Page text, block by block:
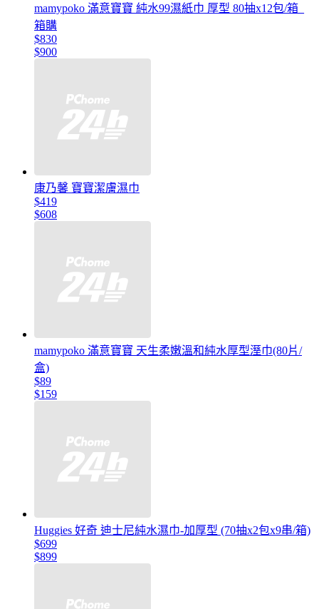
mamypoko 滿意寶寶 純水99濕紙巾 厚型 80抽x12包/箱_
箱購
$830
$900
康乃馨 寶寶潔膚濕巾
$419
$608
mamypoko 滿意寶寶 天生柔嫩溫和純水厚型溼巾(80片/
盒)
$89
$159
Huggies 好奇 迪士尼純水濕巾-加厚型 (70抽x2包x9串/箱)
$699
$899